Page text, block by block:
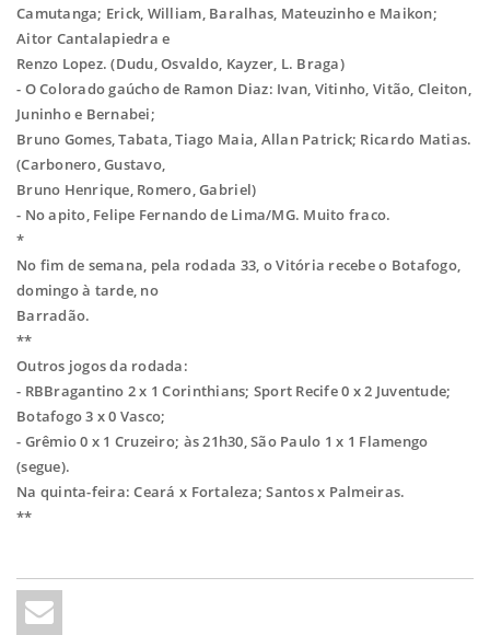
Camutanga; Erick, William, Baralhas, Mateuzinho e Maikon;
Aitor Cantalapiedra e
Renzo Lopez. (Dudu, Osvaldo, Kayzer, L. Braga)
- O Colorado gaúcho de Ramon Diaz: Ivan, Vitinho, Vitão, Cleiton,
Juninho e Bernabei;
Bruno Gomes, Tabata, Tiago Maia, Allan Patrick; Ricardo Matias.
(Carbonero, Gustavo,
Bruno Henrique, Romero, Gabriel)
- No apito, Felipe Fernando de Lima/MG. Muito fraco.
*
No fim de semana, pela rodada 33, o Vitória recebe o Botafogo,
domingo à tarde, no
Barradão.
**
Outros jogos da rodada:
- RBBragantino 2 x 1 Corinthians; Sport Recife 0 x 2 Juventude;
Botafogo 3 x 0 Vasco;
- Grêmio 0 x 1 Cruzeiro; às 21h30, São Paulo 1 x 1 Flamengo
(segue).
Na quinta-feira: Ceará x Fortaleza; Santos x Palmeiras.
**